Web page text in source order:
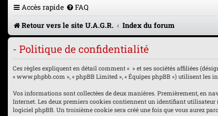
Accès rapide FAQ
Retour vers le site U.A.G.R.
Index du forum
- Politique de confidentialité
Ces règles expliquent en détail comment « » et ses sociétés affiliées
« www.phpbb.com », « phpBB Limited », « Équipes phpBB ») utilisent
Vos informations sont collectées de deux manières. Premièrement, en
Internet. Les deux premiers cookies contiennent un identifiant utilisateur
logiciel phpBB. Un troisième cookie sera créé une fois que vous aurez